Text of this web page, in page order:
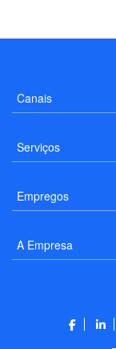
Canais
Serviços
Empregos
A Empresa